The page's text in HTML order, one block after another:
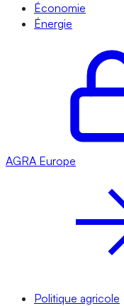
Économie
Énergie
AGRA Europe
Politique agricole